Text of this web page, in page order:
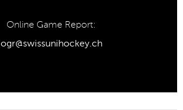
Online Game Report:
ogr@swissunihockey.ch